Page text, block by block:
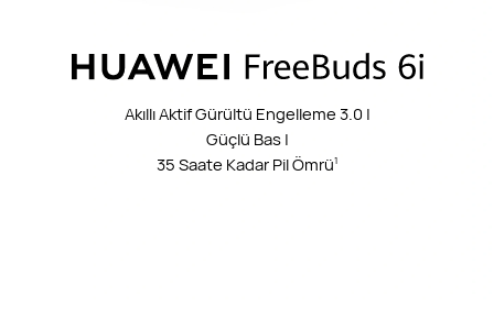
Akıllı Aktif Gürültü Engelleme 3.0 |
Güçlü Bas |
35 Saate Kadar Pil Ömrü1